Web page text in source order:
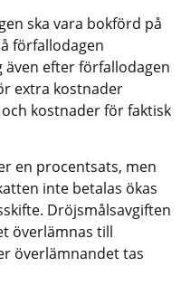
ska vara bokförd på
förfallodagen
efter förfallodagen
extra kostnader
kostnader för faktisk
en procentsats, men
inte betalas ökas
Dröjsmålsavgiften
överlämnas till
överlämnandet tas